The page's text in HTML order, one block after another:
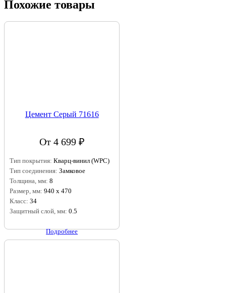
Похожие товары
Цемент Серый 71616
От 4 699 ₽
Тип покрытия: Кварц-винил (WPC)
Тип соединения: Замковое
Толщина, мм: 8
Размер, мм: 940 х 470
Класс: 34
Защитный слой, мм: 0.5
Подробнее